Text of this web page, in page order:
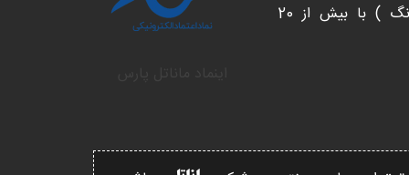
شیائومی/ سامسونگ ) با بیش از 20